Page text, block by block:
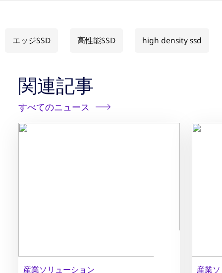
エッジSSD 高性能SSD high density ssd
関連記事
すべてのニュース
産業ソリューション 産業